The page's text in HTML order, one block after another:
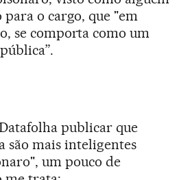
o cargo, que "em
se comporta como um
publicar que
são mais inteligentes
um pouco de